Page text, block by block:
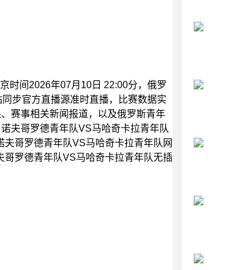
时间2026年07月10日 22:00分，俄罗
步官方直播源准时直播，比赛数据实
赛事相关新闻报道，以及俄罗斯青年
夫哥罗德青年队VS马哈奇卡拉青年队
哥罗德青年队VS马哈奇卡拉青年队网
罗德青年队VS马哈奇卡拉青年队无插